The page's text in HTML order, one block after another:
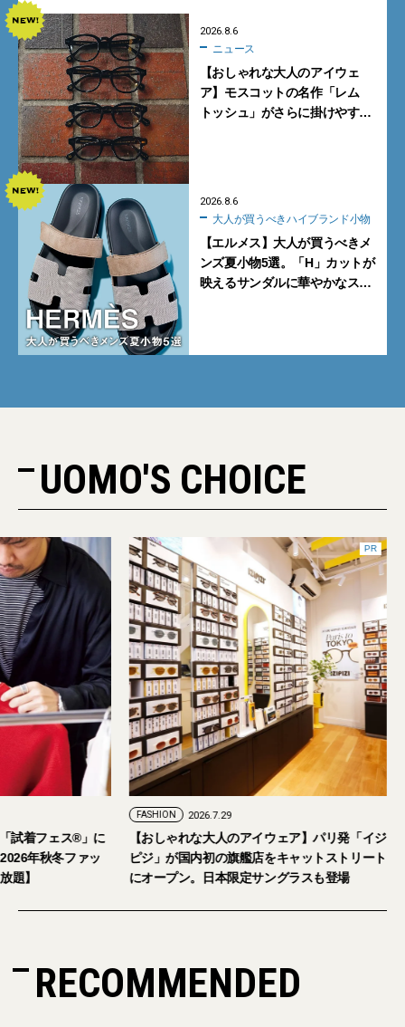
2026.8.6
ニュース
【おしゃれな大人のアイウェ
ア】モスコットの名作「レム
トッシュ」がさらに掛けやす
2026.8.6
大人が買うべきハイブランド小物
【エルメス】大人が買うべきメ
ンズ夏小物5選。「H」カットが
映えるサンダルに華やかなス
UOMO'S CHOICE
2026年9月5日・6日開催。「試着フェス®︎」に
読者の皆さまをご招待。【2026年秋冬ファッ
ション＆美容アイテム試し放題】
【おしゃれな大人
ピジ」が国内初の
にオープン。日本
RECOMMENDED